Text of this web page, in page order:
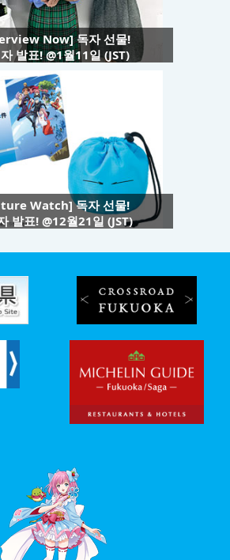
Now] 독자 선물!
발표! @1월11일 (JST)
Watch] 독자 선물!
발표! @12월21일 (JST)